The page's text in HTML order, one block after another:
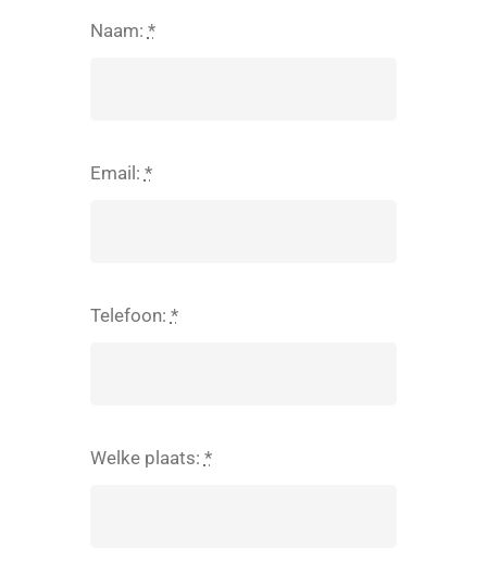
Naam: *
Email: *
Telefoon: *
Welke plaats: *